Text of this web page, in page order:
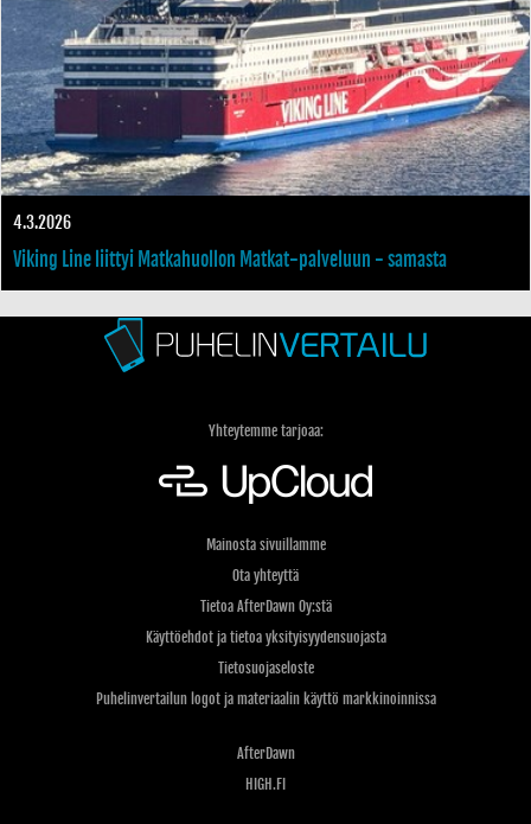
4.3.2026
Viking Line liittyi Matkahuollon Matkat-palveluun - samasta
palvelusta löytyvät nyt bussi-, juna- ja laivamatkat
Yhteytemme tarjoaa:
Mainosta sivuillamme
Ota yhteyttä
Tietoa AfterDawn Oy:stä
Käyttöehdot ja tietoa yksityisyydensuojasta
Tietosuojaseloste
Puhelinvertailun logot ja materiaalin käyttö markkinoinnissa
AfterDawn
HIGH.FI